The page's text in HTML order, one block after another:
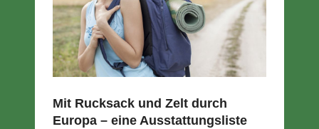
Mit Rucksack und Zelt durch
Europa – eine Ausstattungsliste